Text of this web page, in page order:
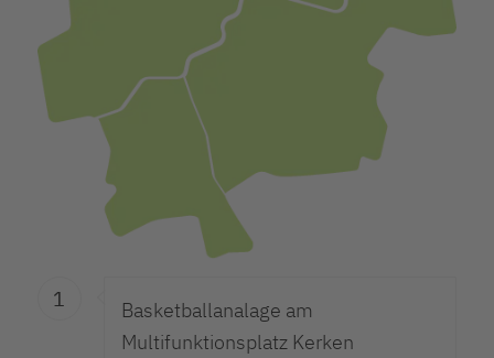
1
Basketballanalage am
Multifunktionsplatz Kerken